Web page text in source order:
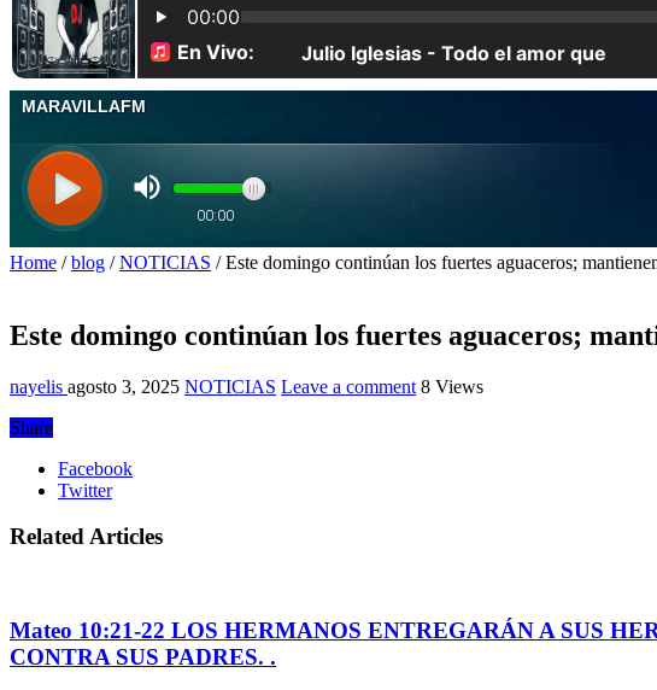
Home / blog / NOTICIAS / Este domingo continúan los fuertes aguaceros;
Este domingo continúan los fuertes aguaceros;
nayelis agosto 3, 2025 NOTICIAS Leave a comment 8 Views
Share
Facebook
Twitter
Related Articles
Mateo 10:21-22 LOS HERMANOS ENTREGARÁN A SUS
CONTRA SUS PADRES. .